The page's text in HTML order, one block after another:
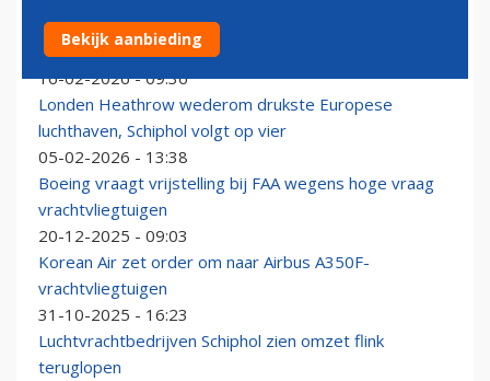
Winterweer in Nederland zorgt voor passagiersgroei
op Brussels Airport
16-02-2026 - 09:36
Londen Heathrow wederom drukste Europese
luchthaven, Schiphol volgt op vier
05-02-2026 - 13:38
Boeing vraagt vrijstelling bij FAA wegens hoge vraag
vrachtvliegtuigen
20-12-2025 - 09:03
Korean Air zet order om naar Airbus A350F-
vrachtvliegtuigen
31-10-2025 - 16:23
Luchtvrachtbedrijven Schiphol zien omzet flink
teruglopen
Bekijk aanbieding